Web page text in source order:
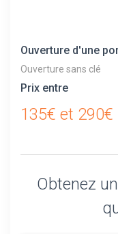
Ouverture d'une
Ouverture sans clé
Prix entre
135€ et 290€
Obtenez